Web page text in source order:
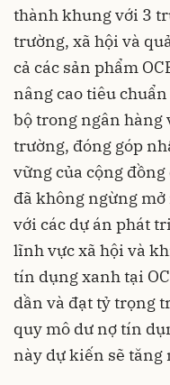
thành khung với 3
trường, xã hội và
cả các sản phẩm
nâng cao tiêu
bộ trong ngân hàng
trường, đóng góp
vững của cộng
đã không ngừng
với các dự án phát
lĩnh vực xã hội và
tín dụng xanh tại
dần và đạt tỷ trọng
quy mô dư nợ tín
này dự kiến sẽ tăng